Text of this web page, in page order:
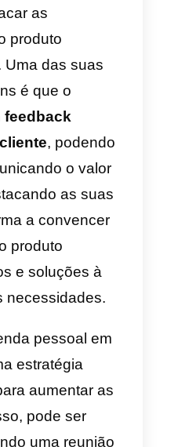
por meio da
entre o
o vendedor, o ideal
cliente e influenciar
compra, levando
seus requisitos
mais
é uma forma
de vender. Para
conhecer
o cliente